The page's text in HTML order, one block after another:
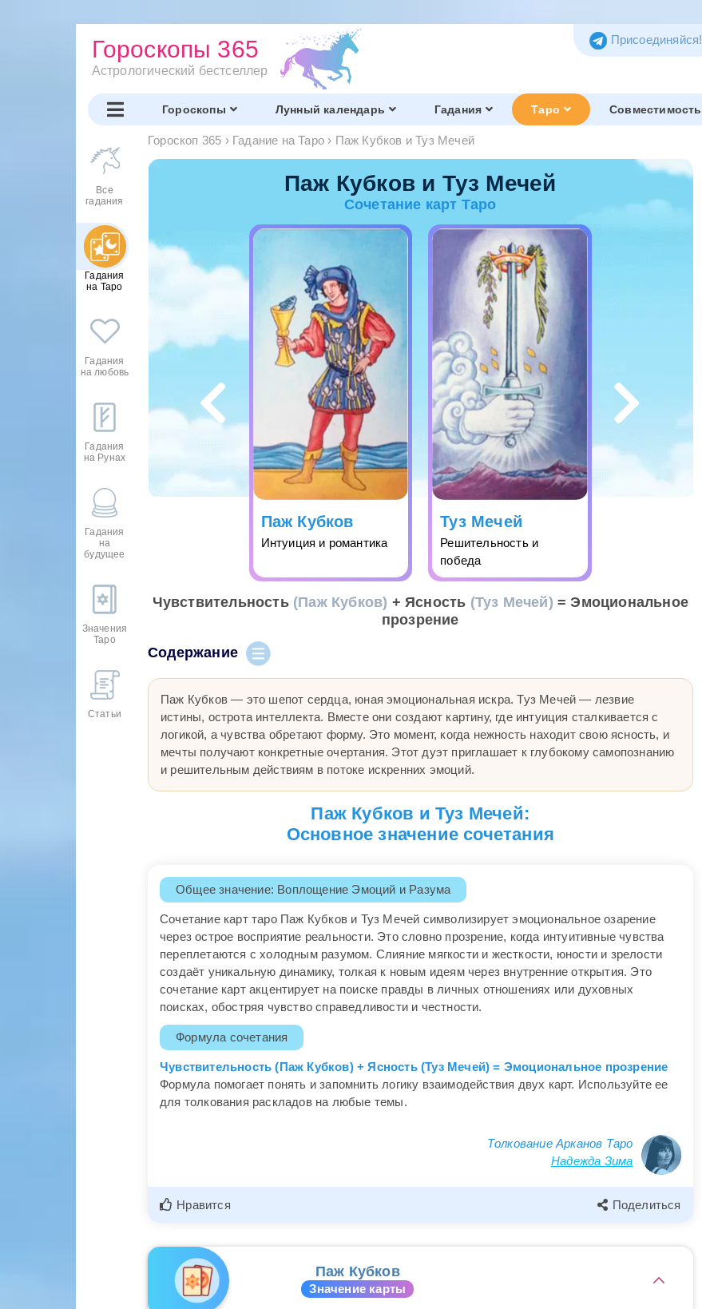
Гороскопы 365
Астрологический бестселлер
Присоединяйся!
Гороскопы Лунный календарь Гадания Таро Совместимость
Все
гадания
Гадания
на Таро
Гадания
на любовь
Гадания
на Рунах
Гадания
на
будущее
Значения
Таро
Статьи
Гороскоп 365 › Гадание на Таро › Паж Кубков и Туз Мечей
Паж Кубков и Туз Мечей
Сочетание карт Таро
Паж Кубков
Интуиция и романтика
Туз Мечей
Решительность и
победа
Чувствительность (Паж Кубков) + Ясность (Туз Мечей) = Эмоциональное
прозрение
Содержание
Паж Кубков — это шепот сердца, юная эмоциональная искра. Туз Мечей — лезвие
истины, острота интеллекта. Вместе они создают картину, где интуиция сталкивается с
логикой, а чувства обретают форму. Это момент, когда нежность находит свою ясность, и
мечты получают конкретные очертания. Этот дуэт приглашает к глубокому самопознанию
и решительным действиям в потоке искренних эмоций.
Паж Кубков и Туз Мечей:
Основное значение сочетания
Общее значение: Воплощение Эмоций и Разума
Сочетание карт таро Паж Кубков и Туз Мечей символизирует эмоциональное озарение
через острое восприятие реальности. Это словно прозрение, когда интуитивные чувства
переплетаются с холодным разумом. Слияние мягкости и жесткости, юности и зрелости
создаёт уникальную динамику, толкая к новым идеям через внутренние открытия. Это
сочетание карт акцентирует на поиске правды в личных отношениях или духовных
поисках, обостряя чувство справедливости и честности.
Формула сочетания
Чувствительность (Паж Кубков) + Ясность (Туз Мечей) = Эмоциональное прозрение
Формула помогает понять и запомнить логику взаимодействия двух карт. Используйте ее
для толкования раскладов на любые темы.
Толкование Арканов Таро
Надежда Зима
Нравится Поделиться
Паж Кубков
Значение карты
Таро Тота
Обзор и история